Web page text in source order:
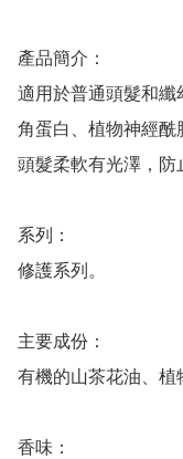
產品簡介：
適用於普通頭髮和纖
角蛋白、植物神經酰
頭髮柔軟有光澤，防
系列：
修護系列。
主要成份：
有機的山茶花油、植
香味：